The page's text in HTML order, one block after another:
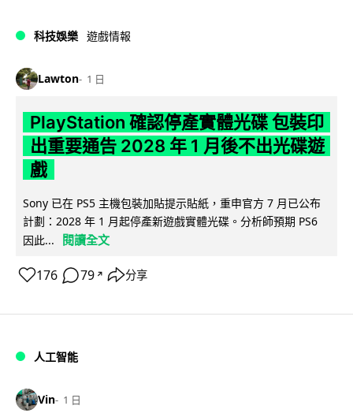
科技娛樂 遊戲情報
Lawton 1 日
PlayStation 確認停產實體光碟 包裝印
出重要通告 2028 年 1 月後不出光碟遊
戲
Sony 已在 PS5 主機包裝加貼提示貼紙，重申官方 7 月已公布
計劃：2028 年 1 月起停產新遊戲實體光碟。分析師預期 PS6
因此...
閱讀全文
176 79 ↗ 分享
人工智能
Vin 1 日